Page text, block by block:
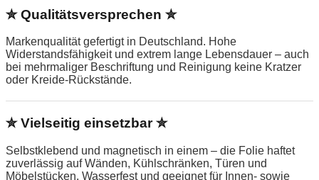
✮ Qualitätsversprechen ✮
Markenqualität gefertigt in Deutschland. Hohe
Widerstandsfähigkeit und extrem lange Lebensdauer – auch
bei mehrmaliger Beschriftung und Reinigung keine Kratzer
oder Kreide-Rückstände.
✮ Vielseitig einsetzbar ✮
Selbstklebend und magnetisch in einem – die Folie haftet
zuverlässig auf Wänden, Kühlschränken, Türen und
Möbelstücken. Wasserfest und geeignet für Innen- sowie